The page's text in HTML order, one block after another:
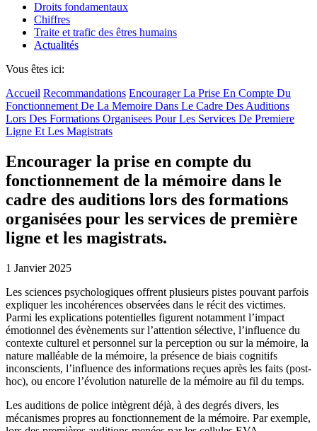
Droits fondamentaux
Chiffres
Traite et trafic des êtres humains
Actualités
Vous êtes ici:
Accueil Recommandations Encourager La Prise En Compte Du
Fonctionnement De La Memoire Dans Le Cadre Des Auditions
Lors Des Formations Organisees Pour Les Services De Premiere
Ligne Et Les Magistrats
Encourager la prise en compte du
fonctionnement de la mémoire dans le
cadre des auditions lors des formations
organisées pour les services de première
ligne et les magistrats.
1 Janvier 2025
Les sciences psychologiques offrent plusieurs pistes pouvant parfois
expliquer les incohérences observées dans le récit des victimes.
Parmi les explications potentielles figurent notamment l’impact
émotionnel des évènements sur l’attention sélective, l’influence du
contexte culturel et personnel sur la perception ou sur la mémoire, la
nature malléable de la mémoire, la présence de biais cognitifs
inconscients, l’influence des informations reçues après les faits (post-
hoc), ou encore l’évolution naturelle de la mémoire au fil du temps.
Les auditions de police intègrent déjà, à des degrés divers, les
mécanismes propres au fonctionnement de la mémoire. Par exemple,